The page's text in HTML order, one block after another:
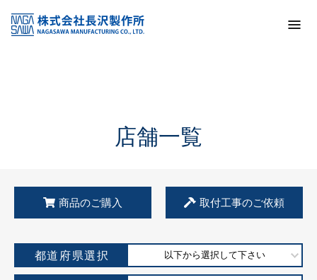
KSS加盟店・取扱店情報
店舗一覧
店舗一覧
商品のご購入 取付工事のご依頼
都道府県選択 以下から選択して下さい